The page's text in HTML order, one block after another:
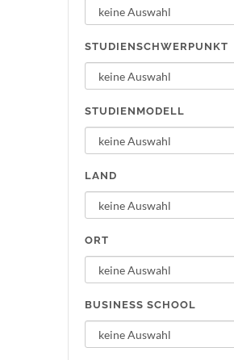
STUDIENSCHWERPUNKT
STUDIENMODELL
LAND
ORT
BUSINESS SCHOOL